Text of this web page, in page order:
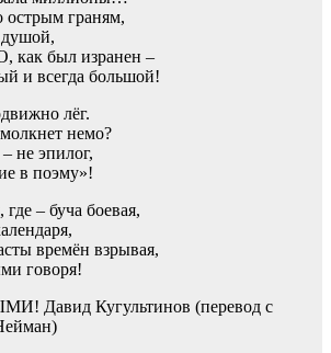
граням,
как был изранен –
и всегда большой!
лёг.
немо?
не эпилог,
в поэму»!
– буча боевая,
времён взрывая,
говоря!
Давид Кугультинов (перевод с